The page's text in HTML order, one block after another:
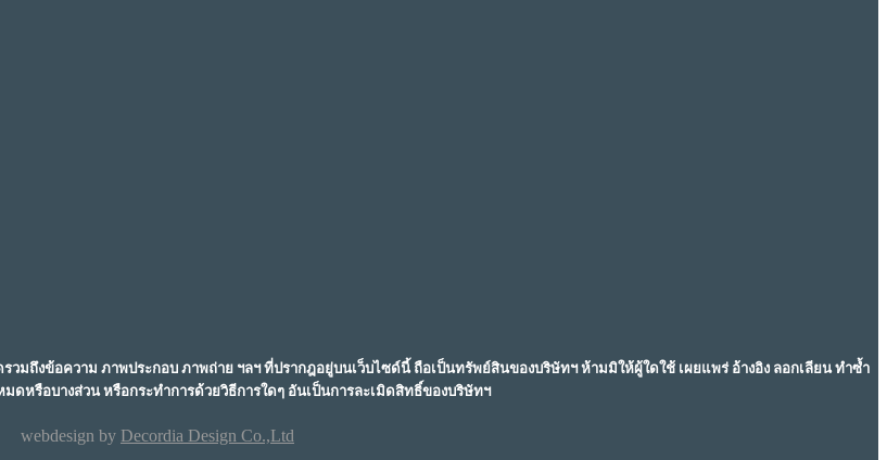
ถึงข้อความ ภาพประกอบ ภาพถ่าย ฯลฯ ที่ปรากฎอยู่บนเว็บไซด์นี้ ถือเป็นทรัพย์สินของบริษัทฯ ห้ามมิให้ผู้ใดใช้ เผยแพร่ อ้างอิง ลอกเลียน ทำซ้ำ
ดหรือบางส่วน หรือกระทำการด้วยวิธีการใดๆ อันเป็นการละเมิดสิทธิ์ของบริษัทฯ
webdesign by Decordia Design Co.,Ltd